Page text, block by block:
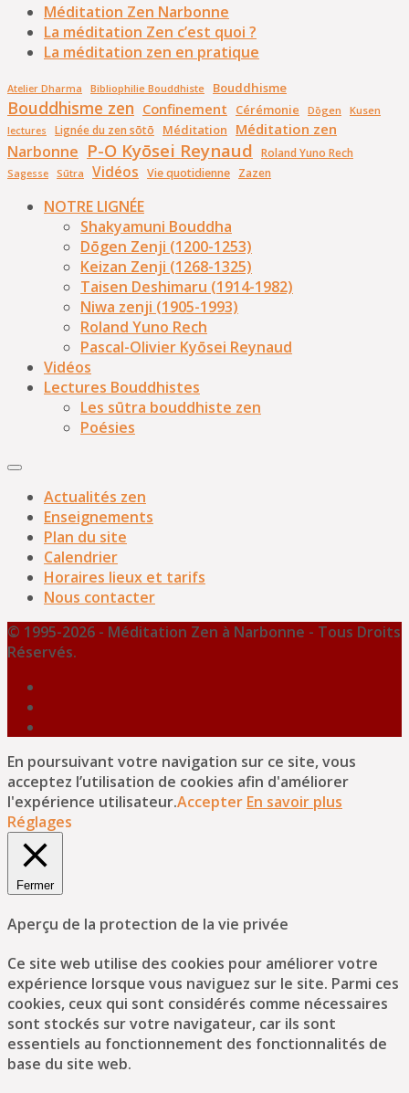
Méditation Zen Narbonne
La méditation Zen c’est quoi ?
La méditation zen en pratique
Atelier Dharma Bibliophilie Bouddhiste Bouddhisme
Bouddhisme zen Confinement Cérémonie Dōgen Kusen
lectures Lignée du zen sōtō Méditation Méditation zen
Narbonne P-O Kyōsei Reynaud Roland Yuno Rech
Sagesse Sūtra Vidéos Vie quotidienne Zazen
NOTRE LIGNÉE
Shakyamuni Bouddha
Dōgen Zenji (1200-1253)
Keizan Zenji (1268-1325)
Taisen Deshimaru (1914-1982)
Niwa zenji (1905-1993)
Roland Yuno Rech
Pascal-Olivier Kyōsei Reynaud
Vidéos
Lectures Bouddhistes
Les sūtra bouddhiste zen
Poésies
Actualités zen
Enseignements
Plan du site
Calendrier
Horaires lieux et tarifs
Nous contacter
© 1995-2026 - Méditation Zen à Narbonne - Tous Droits
Réservés.
En poursuivant votre navigation sur ce site, vous
acceptez l’utilisation de cookies afin d'améliorer
l'expérience utilisateur.Accepter En savoir plus
Réglages
Fermer
Aperçu de la protection de la vie privée
Ce site web utilise des cookies pour améliorer votre
expérience lorsque vous naviguez sur le site. Parmi ces
cookies, ceux qui sont considérés comme nécessaires
sont stockés sur votre navigateur, car ils sont
essentiels au fonctionnement des fonctionnalités de
base du site web.